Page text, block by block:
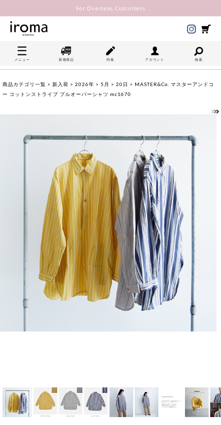
For Overseas Customers
メニュー 新着商品 特集 アカウント 検索
商品カテゴリ一覧 > 新入荷 > 2026年 > 5月 > 20日 > MASTER&Co. マスターアンドコ
ー コットンストライプ プルオーバーシャツ mc1670